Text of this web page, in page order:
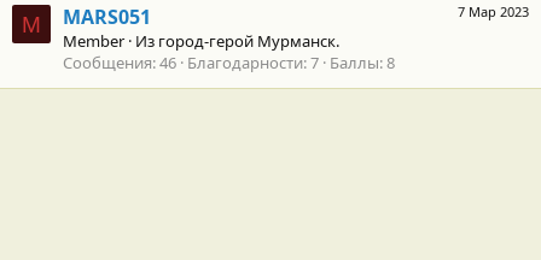
M
7 Мар 2023
MARS051
Member · Из город-герой Мурманск.
Сообщения 46 Благодарности 7 Баллы 8